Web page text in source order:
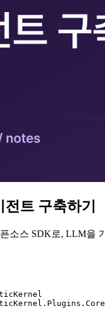
트 구축하기
픈소스 SDK로, LLM